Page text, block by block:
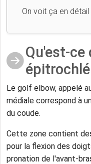
On voit ça en
Qu'est-ce
Le golf elbow, appelé
médiale correspond à
du coude.
Cette zone contient
pour la flexion des
pronation de l'avant-